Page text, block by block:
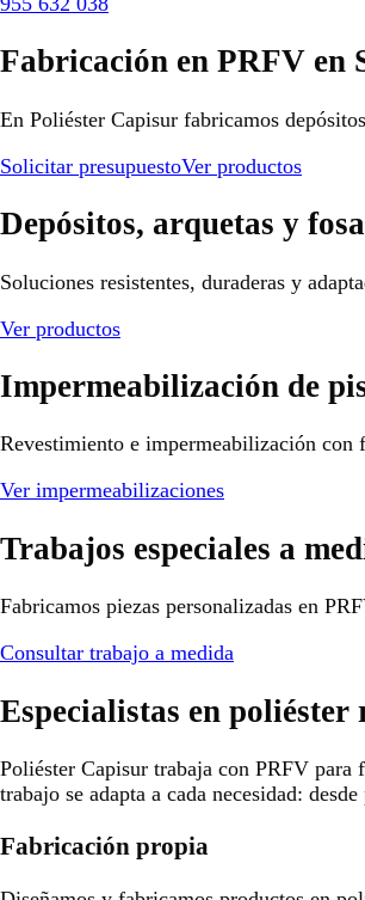
Fabricación en PRFV en
En Poliéster Capisur fabricamos
Solicitar presupuestoVer productos
Depósitos, arquetas y
Soluciones resistentes, duraderas y
Ver productos
Impermeabilización de
Revestimiento e impermeabilización
Ver impermeabilizaciones
Trabajos especiales a
Fabricamos piezas personalizadas en
Consultar trabajo a medida
Especialistas en
Poliéster Capisur trabaja con PRFV para
trabajo se adapta a cada necesidad:
Fabricación propia